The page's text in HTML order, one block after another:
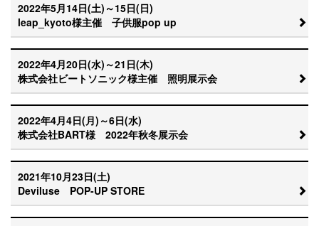
2022年5月14日(土)～15日(日)
leap_kyoto様主催 子供服pop up
2022年4月20日(水)～21日(木)
株式会社ビートソニック様主催 照明展示会
2022年4月4日(月)～6日(水)
株式会社BART様 2022年秋冬展示会
2021年10月23日(土)
Deviluse POP-UP STORE